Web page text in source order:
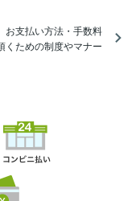
お支払い方法・手数料
くための制度やマナー